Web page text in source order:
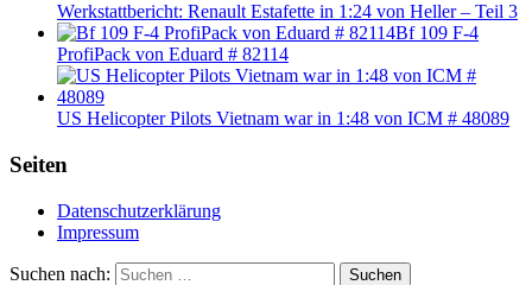
Werkstattbericht: Renault Estafette in 1:24 von Heller – Teil 3
Bf 109 F-4
ProfiPack von Eduard # 82114
US Helicopter Pilots Vietnam war in 1:48 von ICM # 48089
Seiten
Datenschutzerklärung
Impressum
Suchen nach: Suchen